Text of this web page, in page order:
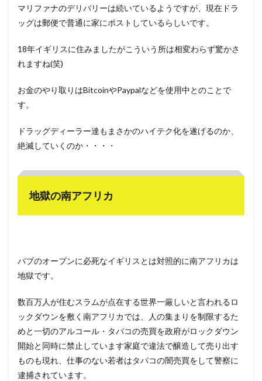
マリファナのデリバリーは続いているようですが、現在ドラ
ッグは郵便で普通に家にポストしているらしいです。
18年イギリスに住みましたがこういう所は相変わらず驚かさ
れますね(笑)
お金のやり取りはBitcoinやPaypalなどを使用中とのことで
す。
ドラッグディーラー達もまさかのハイテク化を遂げるのか、
絶滅していくのか・・・・
地獄の南アフリカ
パブのオープンに必死なイギリスとは対照的に南アフリカは
地獄です。
数百万人が住むスラムが点在する世界一厳しいと言われるロ
ックダウンを敷く南アフリカでは、人の集まりを制限するた
めと一切のアルコール・タバコの売買を政府がロックダウン
開始と同時に禁止しています家庭で違法で醸造して売り出す
ものも現れ、仕事のない若者はタバコの闇売買をして警察に
逮捕されています。